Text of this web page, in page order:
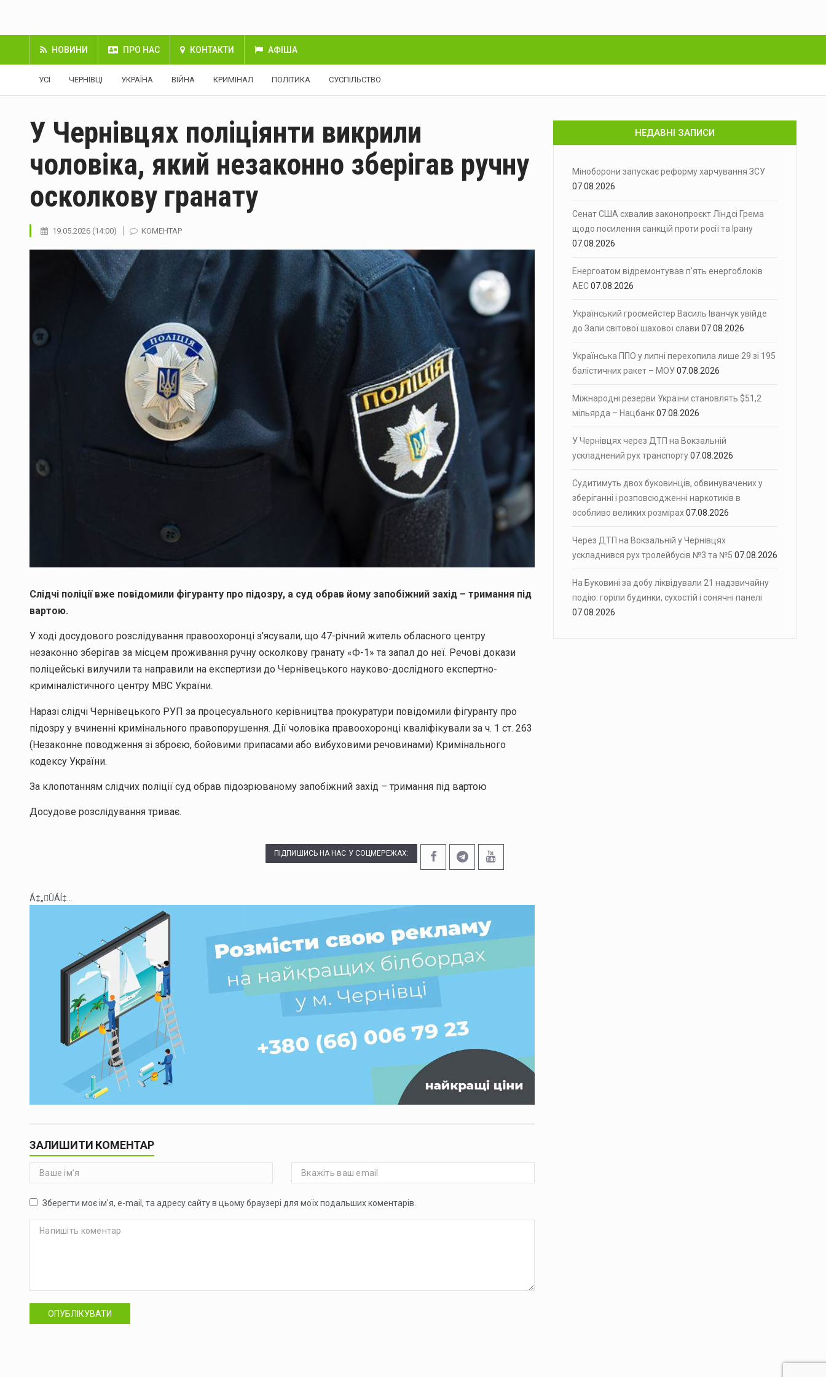
НОВИНИ ПРО НАС КОНТАКТИ АФІША
УСІ ЧЕРНІВЦІ УКРАЇНА ВІЙНА КРИМІНАЛ ПОЛІТИКА СУСПІЛЬСТВО
У Чернівцях поліціянти викрили
чоловіка, який незаконно зберігав ручну
осколкову гранату
19.05.2026 (14:00) КОМЕНТАР
Слідчі поліції вже повідомили фігуранту про підозру, а суд обрав йому запобіжний захід – тримання під
вартою.
У ході досудового розслідування правоохоронці з’ясували, що 47-річний житель обласного центру
незаконно зберігав за місцем проживання ручну осколкову гранату «Ф-1» та запал до неї. Речові докази
поліцейські вилучили та направили на експертизи до Чернівецького науково-дослідного експертно-
криміналістичного центру МВС України.
Наразі слідчі Чернівецького РУП за процесуального керівництва прокуратури повідомили фігуранту про
підозру у вчиненні кримінального правопорушення. Дії чоловіка правоохоронці кваліфікували за ч. 1 ст. 263
(Незаконне поводження зі зброєю, бойовими припасами або вибуховими речовинами) Кримінального
кодексу України.
За клопотанням слідчих поліції суд обрав підозрюваному запобіжний захід – тримання під вартою
Досудове розслідування триває.
ПІДПИШИСЬ НА НАС У СОЦМЕРЕЖАХ:
Á‡„ÛÁÍ‡...
ЗАЛИШИТИ КОМЕНТАР
Зберегти моє ім'я, e-mail, та адресу сайту в цьому браузері для моїх подальших коментарів.
ОПУБЛІКУВАТИ
НЕДАВНІ ЗАПИСИ
Міноборони запускає реформу харчування ЗСУ
07.08.2026
Сенат США схвалив законопроєкт Ліндсі Грема
щодо посилення санкцій проти росії та Ірану
07.08.2026
Енергоатом відремонтував п’ять енергоблоків
АЕС07.08.2026
Український гросмейстер Василь Іванчук увійде
до Зали світової шахової слави 07.08.2026
Українська ППО у липні перехопила лише 29 зі 195
балістичних ракет – МОУ07.08.2026
Міжнародні резерви України становлять $51,2
мільярда – Нацбанк07.08.2026
У Чернівцях через ДТП на Вокзальній
ускладнений рух транспорту07.08.2026
Судитимуть двох буковинців, обвинувачених у
зберіганні і розповсюдженні наркотиків в
особливо великих розмірах07.08.2026
Через ДТП на Вокзальній у Чернівцях
ускладнився рух тролейбусів №3 та №5 07.08.2026
На Буковині за добу ліквідували 21 надзвичайну
подію: горіли будинки, сухостій і сонячні панелі
07.08.2026